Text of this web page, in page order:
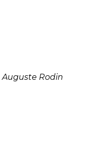
Auguste Rodin